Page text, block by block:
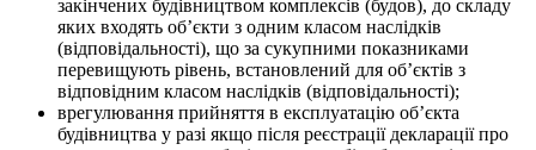
закінчених будівництвом комплексів (будов), до складу
яких входять об’єкти з одним класом наслідків
(відповідальності), що за сукупними показниками
перевищують рівень, встановлений для об’єктів з
відповідним класом наслідків (відповідальності);
врегулювання прийняття в експлуатацію об’єкта
будівництва у разі якщо після реєстрації декларації про